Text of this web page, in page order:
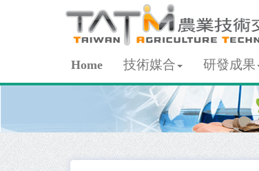
Home 技術媒合 研發成果